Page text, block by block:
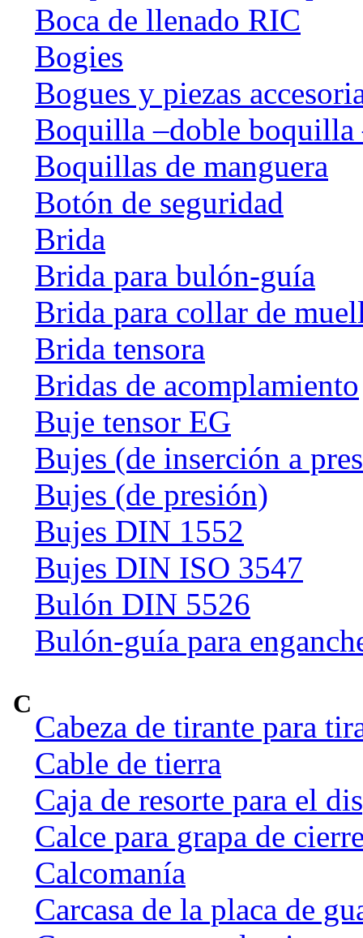
Boca de llenado RIC
Bogies
Bogues y piezas
Boquilla –doble
Boquillas de manguera
Botón de seguridad
Brida
Brida para bulón-guía
Brida para collar de
Brida tensora
Bridas de acomplamiento
Buje tensor EG
Bujes (de inserción a
Bujes (de presión)
Bujes DIN 1552
Bujes DIN ISO 3547
Bulón DIN 5526
Bulón-guía para
C
Cabeza de tirante para
Cable de tierra
Caja de resorte para el
Calce para grapa de
Calcomanía
Carcasa de la placa de